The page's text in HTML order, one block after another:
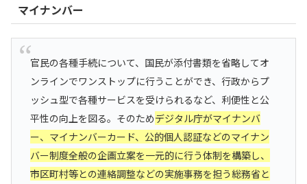
マイナンバー
官民の各種手続について、国民が添付書類を省略してオ
ンラインでワンストップに行うことができ、行政からプ
ッシュ型で各種サービスを受けられるなど、利便性と公
平性の向上を図る。そのためデジタル庁がマイナンバ
ー、マイナンバーカード、公的個人認証などのマイナン
バー制度全般の企画立案を一元的に行う体制を構築し、
市区町村等との連絡調整などの実施事務を担う総務省と